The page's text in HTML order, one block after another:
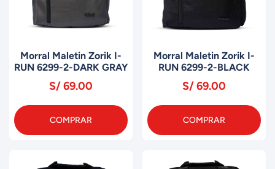
Morral Maletin Zorik I-
RUN 6299-2-DARK GRAY
S/ 69.00
COMPRAR
Morral Maletin Zorik I-
RUN 6299-2-BLACK
S/ 69.00
COMPRAR